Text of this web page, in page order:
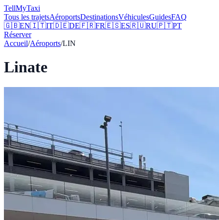
TellMyTaxi
Tous les trajetsAéroportsDestinationsVéhiculesGuidesFAQ
🇬🇧EN🇮🇹IT🇩🇪DE🇫🇷FR🇪🇸ES🇷🇺RU🇵🇹PT
Réserver
Accueil/Aéroports/LIN
Linate